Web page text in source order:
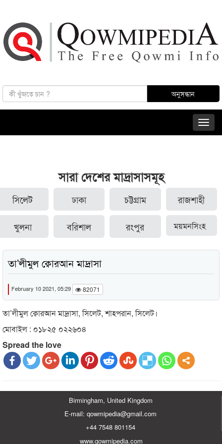
সারা দেশের মাদ্রাসাসমূহ
সিলেট ঢাকা চট্টগ্রাম রাজশাহী
খুলনা বরিশাল রংপুর ময়মনসিংহ
তা’লীমুল ক্বোরআন মাদ্রাসা
February 10 2021, 05:29 82071
তা’লীমুল ক্বোরআন মাদ্রাসা, সিলেট, শাহপরান, সিলেট।
মোবাইল : ০১৮২৫ ০২২৬০৪
Spread the love
Birmingham, United Kingdom
E-mail: qowmipedia@gmail.com
+44 7548 801154
www.qowmipedia.com